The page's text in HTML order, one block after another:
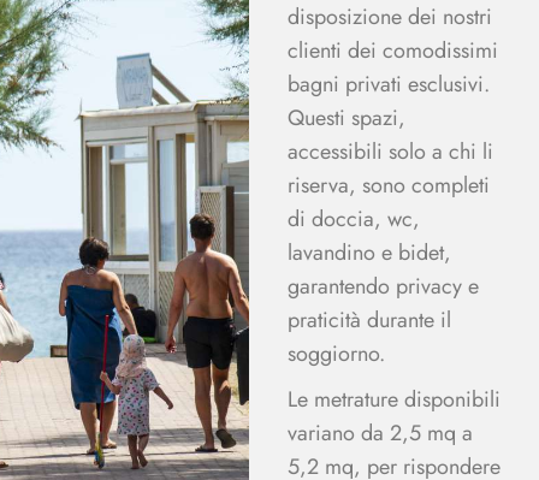
disposizione dei nostri
clienti dei comodissimi
bagni privati esclusivi.
Questi spazi,
accessibili solo a chi li
riserva, sono completi
di doccia, wc,
lavandino e bidet,
garantendo privacy e
praticità durante il
soggiorno.
Le metrature disponibili
variano da 2,5 mq a
5,2 mq, per rispondere